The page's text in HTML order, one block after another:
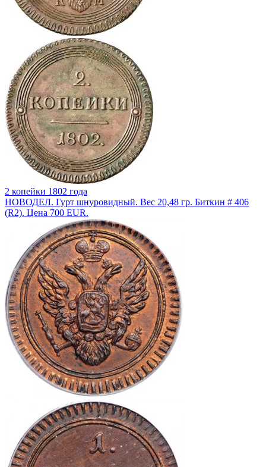
2 копейки 1802 года
НОВОДЕЛ. Гурт шнуровидный. Вес 20,48 гр. Биткин # 406
(R2). Цена 700 EUR.